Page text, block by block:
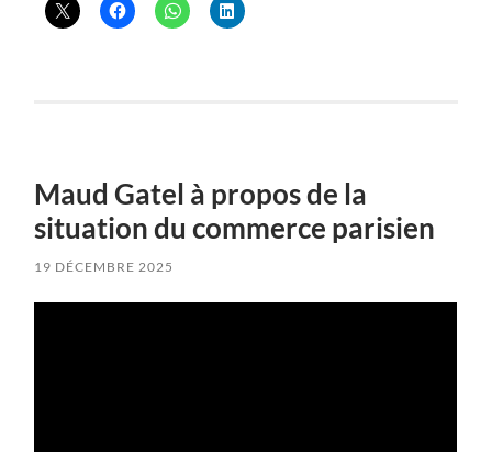
Maud Gatel à propos de la
situation du commerce parisien
19 DÉCEMBRE 2025